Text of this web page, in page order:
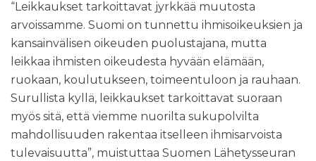
“Leikkaukset tarkoittavat jyrkkää muutosta
arvoissamme. Suomi on tunnettu ihmisoikeuksien ja
kansainvälisen oikeuden puolustajana, mutta
leikkaa ihmisten oikeudesta hyvään elämään,
ruokaan, koulutukseen, toimeentuloon ja rauhaan.
Surullista kyllä, leikkaukset tarkoittavat suoraan
myös sitä, että viemme nuorilta sukupolvilta
mahdollisuuden rakentaa itselleen ihmisarvoista
tulevaisuutta”, muistuttaa Suomen Lähetysseuran